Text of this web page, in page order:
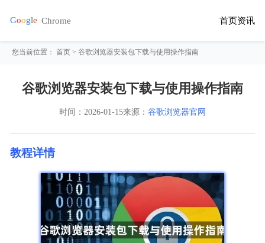
首页资讯
您当前位置：首页 > 谷歌浏览器安装包下载与使用操作指南
谷歌浏览器安装包下载与使用操作指南
时间： 2026-01-15来源： 谷歌浏览器官网
教程详情